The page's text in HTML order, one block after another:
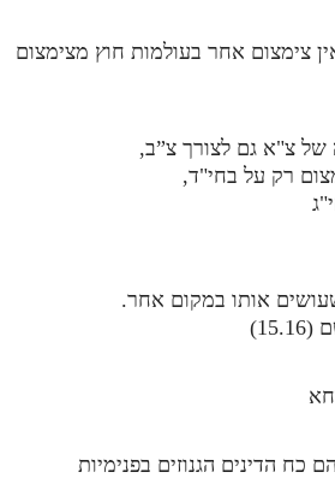
צימצום אחר בעולמות חוץ מצימצום
צ"א גם לצורך צ”ב,
רק על בחי"ד,
אותו במקום אחר.
הדינים הגנוזים בפנימיות